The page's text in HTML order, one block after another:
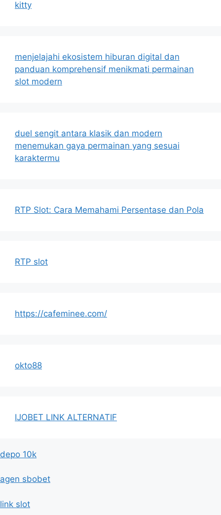
kitty
menjelajahi ekosistem hiburan digital dan
panduan komprehensif menikmati permainan
slot modern
duel sengit antara klasik dan modern
menemukan gaya permainan yang sesuai
karaktermu
RTP Slot: Cara Memahami Persentase dan Pola
RTP slot
https://cafeminee.com/
okto88
IJOBET LINK ALTERNATIF
depo 10k
agen sbobet
link slot